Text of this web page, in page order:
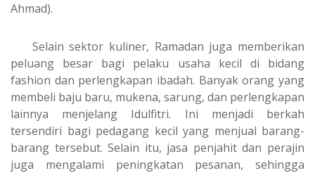
Ahmad).
Selain sektor kuliner, Ramadan juga memberikan
peluang besar bagi pelaku usaha kecil di bidang
fashion dan perlengkapan ibadah. Banyak orang yang
membeli baju baru, mukena, sarung, dan perlengkapan
lainnya menjelang Idulfitri. Ini menjadi berkah
tersendiri bagi pedagang kecil yang menjual barang-
barang tersebut. Selain itu, jasa penjahit dan perajin
juga mengalami peningkatan pesanan, sehingga